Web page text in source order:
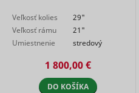
Veľkosť kolies
29"
Veľkosť rámu
21"
Umiestnenie
stredový
1 800,00 €
DO KOŠÍKA